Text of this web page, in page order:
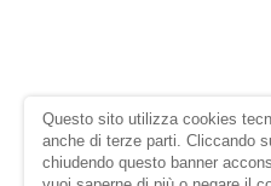
Questo sito utilizza cookies
anche di terze parti. Cliccando
chiudendo questo banner